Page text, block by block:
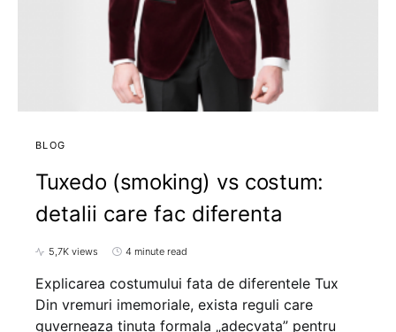
BLOG
Tuxedo (smoking) vs costum:
detalii care fac diferenta
5,7K views 4 minute read
Explicarea costumului fata de diferentele Tux
Din vremuri imemoriale, exista reguli care
guverneaza tinuta formala „adecvata” pentru